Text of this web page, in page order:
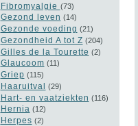
Fibromyalgie (73)
Gezond leven (14)
Gezonde voeding (21)
Gezondheid A tot Z (204)
Gilles de la Tourette (2)
Glaucoom (11)
Griep (115)
Haaruitval (29)
Hart- en vaatziekten (116)
Hernia (12)
Herpes (2)